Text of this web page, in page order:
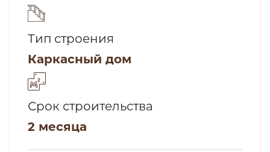
Тип строения
Каркасный дом
Срок строительства
2 месяца